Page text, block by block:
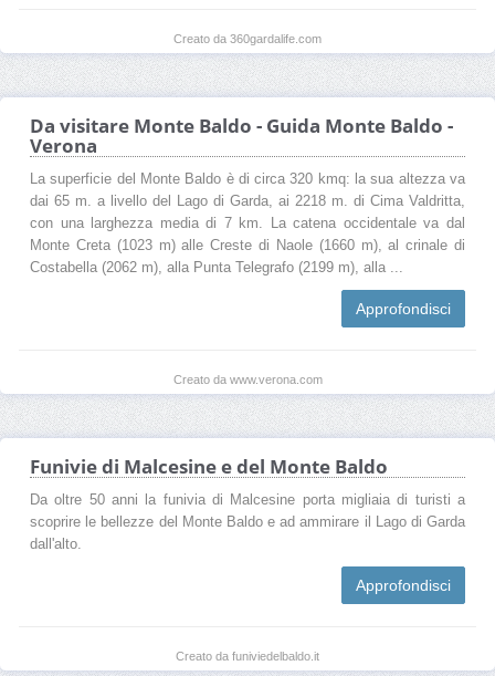
Creato da 360gardalife.com
Da visitare Monte Baldo - Guida Monte Baldo -
Verona
La superficie del Monte Baldo è di circa 320 kmq: la sua altezza va
dai 65 m. a livello del Lago di Garda, ai 2218 m. di Cima Valdritta,
con una larghezza media di 7 km. La catena occidentale va dal
Monte Creta (1023 m) alle Creste di Naole (1660 m), al crinale di
Costabella (2062 m), alla Punta Telegrafo (2199 m), alla ...
Approfondisci
Creato da www.verona.com
Funivie di Malcesine e del Monte Baldo
Da oltre 50 anni la funivia di Malcesine porta migliaia di turisti a
scoprire le bellezze del Monte Baldo e ad ammirare il Lago di Garda
dall'alto.
Approfondisci
Creato da funiviedelbaldo.it